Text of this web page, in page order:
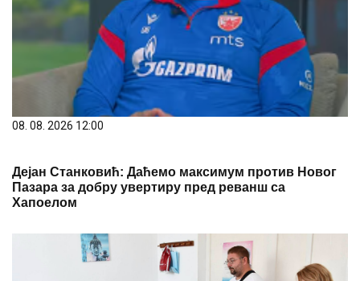
08. 08. 2026 12:00
Дејан Станковић: Даћемо максимум против Новог
Пазара за добру увертиру пред реванш са
Хапоелом